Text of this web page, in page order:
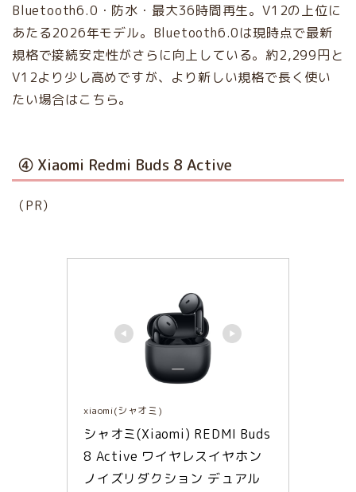
Bluetooth6.0・防水・最大36時間再生。V12の上位に
あたる2026年モデル。Bluetooth6.0は現時点で最新
規格で接続安定性がさらに向上している。約2,299円と
V12より少し高めですが、より新しい規格で長く使い
たい場合はこちら。
④ Xiaomi Redmi Buds 8 Active
（PR）
xiaomi(シャオミ)
シャオミ(Xiaomi) REDMI Buds
8 Active ワイヤレスイヤホン
ノイズリダクション デュアル